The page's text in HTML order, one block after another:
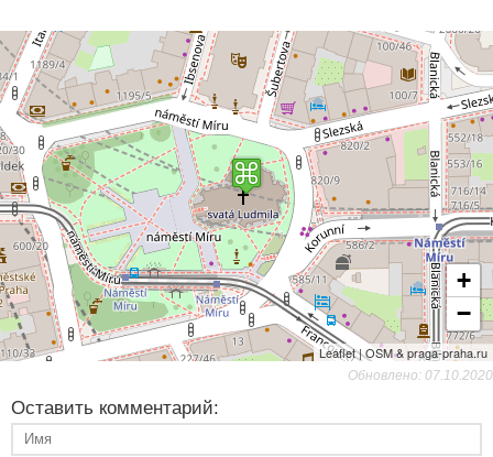
+
−
Leaflet | OSM & praga-praha.ru
Обновлено: 07.10.2020
Оставить комментарий: